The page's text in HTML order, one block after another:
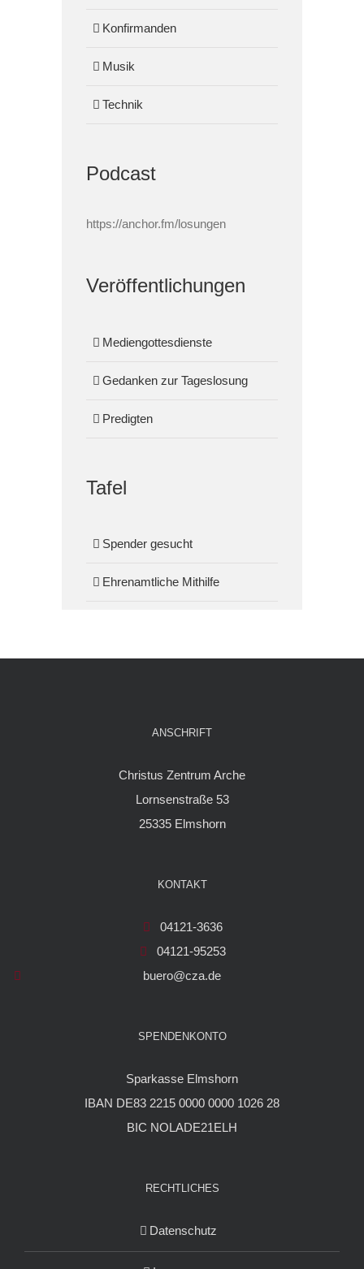
Konfirmanden
Musik
Technik
Podcast
https://anchor.fm/losungen
Veröffentlichungen
Mediengottesdienste
Gedanken zur Tageslosung
Predigten
Tafel
Spender gesucht
Ehrenamtliche Mithilfe
ANSCHRIFT
Christus Zentrum Arche
Lornsenstraße 53
25335 Elmshorn
KONTAKT
04121-3636
04121-95253
buero@cza.de
SPENDENKONTO
Sparkasse Elmshorn
IBAN DE83 2215 0000 0000 1026 28
BIC NOLADE21ELH
RECHTLICHES
Datenschutz